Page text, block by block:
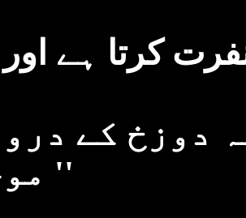
کرتا ہے
دوزخ کے
موجود ہے ''